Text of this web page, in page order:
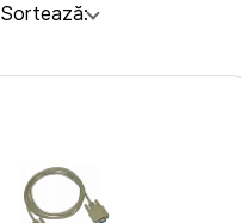
Sortează: